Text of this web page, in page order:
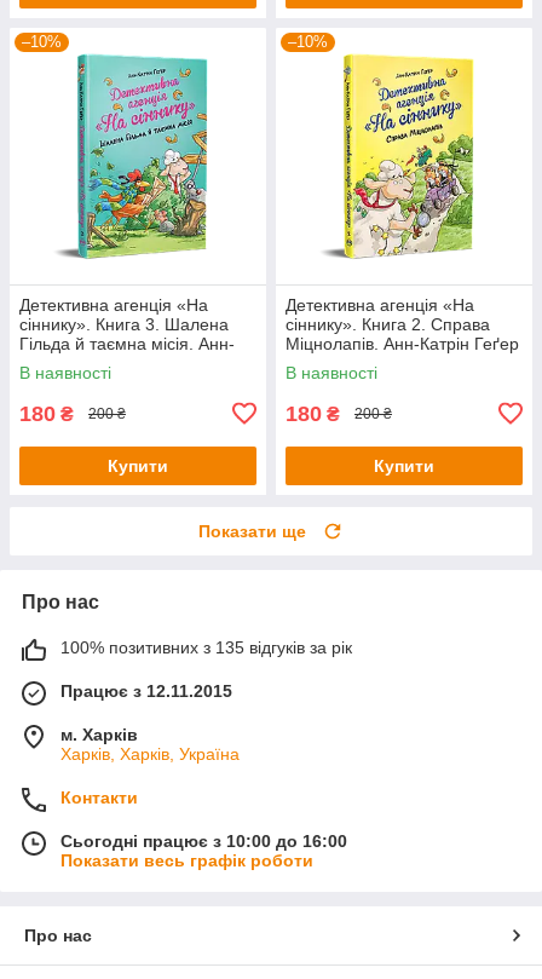
–10%
Детективна агенція «На
сіннику». Книга 3. Шалена
Гільда й таємна місія. Анн-
Катрін Геґер
В наявності
180 ₴ 200 ₴
Купити
–10%
Детективна агенція «На
сіннику». Книга 2. Справа
Міцнолапів. Анн-Катрін Геґер
В наявності
180 ₴ 200 ₴
Купити
Показати ще
Про нас
100% позитивних з 135 відгуків за рік
Працює з 12.11.2015
м. Харків
Харків, Харків, Україна
Контакти
Сьогодні працює з 10:00 до 16:00
Показати весь графік роботи
Про нас